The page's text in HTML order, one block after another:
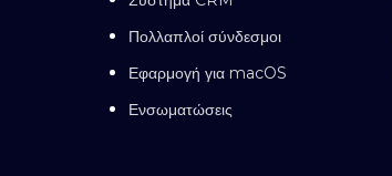
Πολλαπλοί σύνδεσμοι
Εφαρμογή για macOS
Ενσωματώσεις